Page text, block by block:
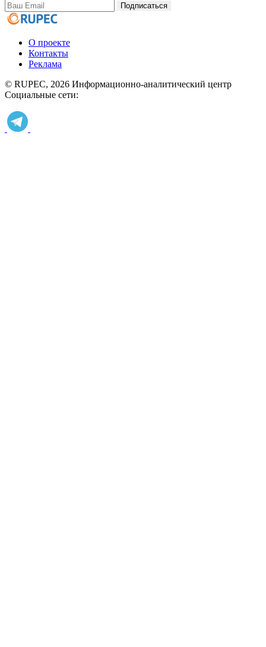
Подписаться
О проекте
Контакты
Реклама
© RUPEC, 2026 Информационно-аналитический центр
Социальные сети: